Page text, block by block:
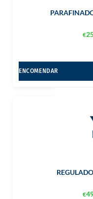
€
ENCOMENDAR
€